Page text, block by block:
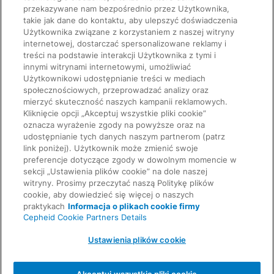
SZYBKIE ŁĄCZA
O naszej firmie
Kariera
PRAWNE
Zgodność, polityki i raporty
UMOWY
przekazywane nam bezpośrednio przez Użytkownika,
takie jak dane do kontaktu, aby ulepszyć doświadczenia
Użytkownika związane z korzystaniem z naszej witryny
internetowej, dostarczać spersonalizowane reklamy i
treści na podstawie interakcji Użytkownika z tymi i
innymi witrynami internetowymi, umożliwiać
Użytkownikowi udostępnianie treści w mediach
społecznościowych, przeprowadzać analizy oraz
mierzyć skuteczność naszych kampanii reklamowych.
Kliknięcie opcji „Akceptuj wszystkie pliki cookie”
oznacza wyrażenie zgody na powyższe oraz na
udostępnianie tych danych naszym partnerom (patrz
link poniżej). Użytkownik może zmienić swoje
preferencje dotyczące zgody w dowolnym momencie w
sekcji „Ustawienia plików cookie” na dole naszej
witryny. Prosimy przeczytać naszą Politykę plików
cookie, aby dowiedzieć się więcej o naszych
praktykach Informacja o plikach cookie firmy
Cepheid Cookie Partners Details
Ustawienia plików cookie